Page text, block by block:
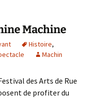
Machine
Histoire,
Machin
des Arts de Rue
de profiter du